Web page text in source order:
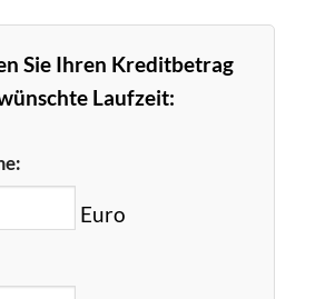
Sie Ihren Kreditbetrag
Laufzeit:
Euro